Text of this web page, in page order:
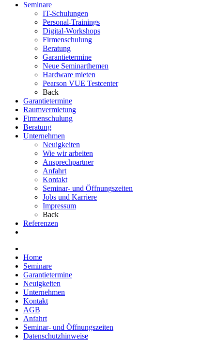
Seminare
IT-Schulungen
Personal-Trainings
Digital-Workshops
Firmenschulung
Beratung
Garantietermine
Neue Seminarthemen
Hardware mieten
Pearson VUE Testcenter
Back
Garantietermine
Raumvermietung
Firmenschulung
Beratung
Unternehmen
Neuigkeiten
Wie wir arbeiten
Ansprechpartner
Anfahrt
Kontakt
Seminar- und Öffnungszeiten
Jobs und Karriere
Impressum
Back
Referenzen
Home
Seminare
Garantietermine
Neuigkeiten
Unternehmen
Kontakt
AGB
Anfahrt
Seminar- und Öffnungszeiten
Datenschutzhinweise